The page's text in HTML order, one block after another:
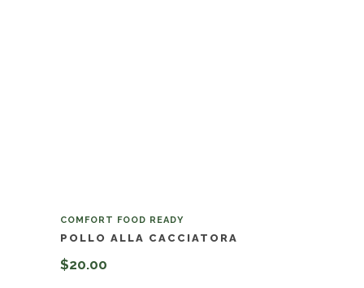
COMFORT FOOD READY
POLLO ALLA CACCIATORA
$20.00